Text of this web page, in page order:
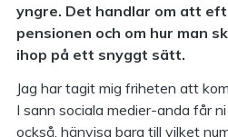
yngre. Det handlar om att
pensionen och om hur man
ihop på ett snyggt sätt.
Jag har tagit mig friheten att
I sann sociala medier-anda får
också, hänvisa bara till vilket